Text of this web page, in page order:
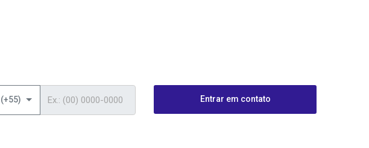
(+55) Entrar em contato